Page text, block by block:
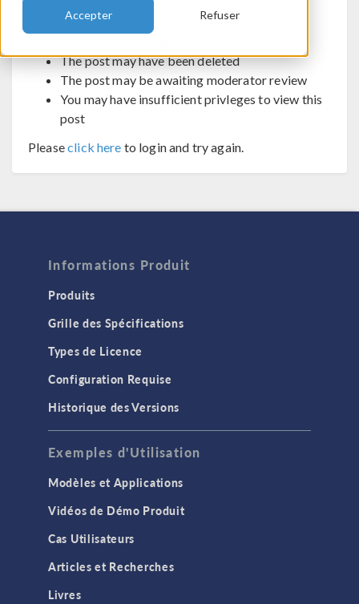
Accepter Refuser
Possible reasons:
The post may have been deleted
The post may be awaiting moderator review
You may have insufficient privleges to view this
post
Pleaseclick here to login and try again.
Informations Produit
Produits
Grille des Spécifications
Types de Licence
Configuration Requise
Historique des Versions
Exemples d'Utilisation
Modèles et Applications
Vidéos de Démo Produit
Cas Utilisateurs
Articles et Recherches
Livres